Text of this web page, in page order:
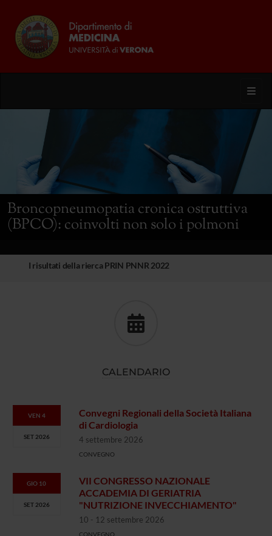
Broncopneumopatia cronica ostruttiva
(BPCO): coinvolti non solo i polmoni
I risultati della rierca PRIN PNNR 2022
CALENDARIO
VEN 4
SET 2026
Convegni Regionali della Società Italiana
di Cardiologia
4 settembre 2026
CONVEGNO
GIO 10
SET 2026
VII CONGRESSO NAZIONALE
ACCADEMIA DI GERIATRIA
"NUTRIZIONE INVECCHIAMENTO"
10 - 12 settembre 2026
CONVEGNO